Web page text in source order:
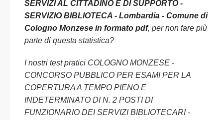
SERVIZI AL CITTADINO E DI SUPPORTO -
SERVIZIO BIBLIOTECA - Lombardia - Comune di
Cologno Monzese in formato pdf, per non fare più
parte di questa statistica?
I nostri test pratici COLOGNO MONZESE -
CONCORSO PUBBLICO PER ESAMI PER LA
COPERTURA A TEMPO PIENO E
INDETERMINATO DI N. 2 POSTI DI
FUNZIONARIO DEI SERVIZI BIBLIOTECARI -